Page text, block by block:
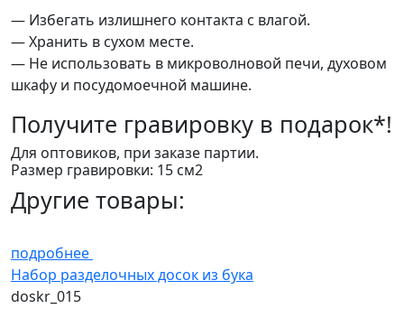
— Избегать излишнего контакта с влагой.
— Хранить в сухом месте.
— Не использовать в микроволновой печи, духовом
шкафу и посудомоечной машине.
Получите гравировку в подарок*!
Для оптовиков, при заказе партии.
Размер гравировки: 15 см2
Другие товары:
подробнее
Набор разделочных досок из бука
doskr_015